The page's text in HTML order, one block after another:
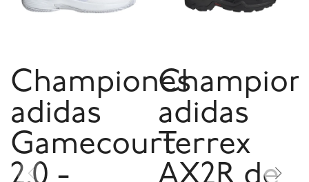
Championes
adidas
Gamecourt
adidas
Terrex